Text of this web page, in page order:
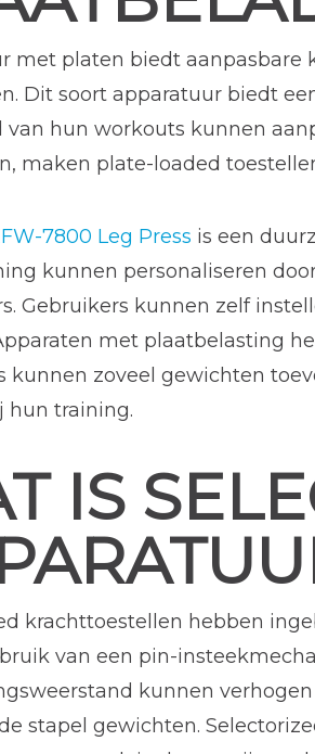
met platen biedt aanpasbare
Dit soort apparatuur biedt
van hun workouts kunnen
maken plate-loaded
7800 Leg Press is een
kunnen personaliseren
Gebruikers kunnen zelf
met plaatbelasting
kunnen zoveel gewichten
hun training.
IS
krachttoestellen hebben
van een pin-
kunnen
stapel gewichten.